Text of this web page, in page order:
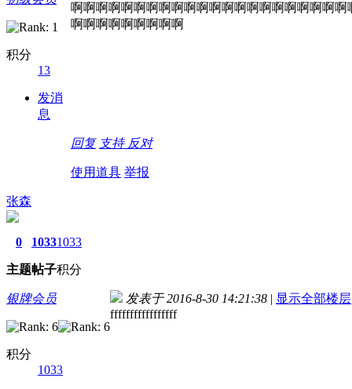
积分
13
发消
息
啊啊啊啊啊啊啊啊啊啊啊啊啊啊啊啊啊啊啊啊啊
啊啊啊啊啊啊啊啊啊
回复 支持 反对
使用道具 举报
张森
0
主题
1033
帖子
1033
积分
银牌会员
积分
1033
发表于 2016-8-30 14:21:38 | 显示全部楼层
fffffffffffffffff